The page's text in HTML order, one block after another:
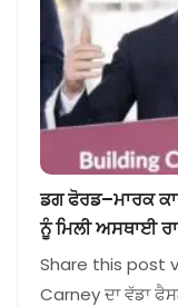
ਡਗ ਫੋਰਡ–ਮਾਰਕ
ਨੂੰ ਮਿਲੀ ਅਸਥਾਈ
Share this post
Carney ਦਾ ਵੱਡਾ